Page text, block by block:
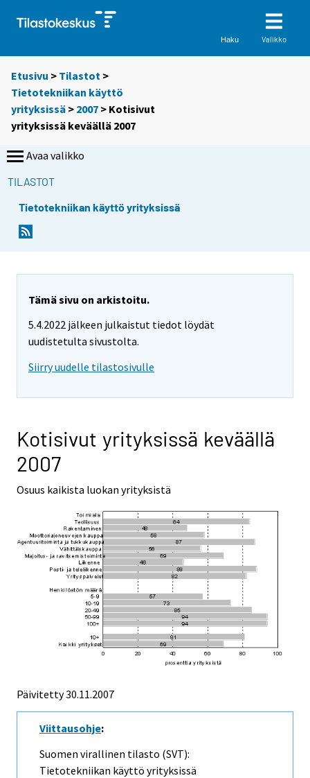
Haku Valikko
Etusivu > Tilastot >
Tietotekniikan käyttö
yrityksissä > 2007 > Kotisivut
yrityksissä keväällä 2007
Avaa valikko
TILASTOT
Tietotekniikan käyttö yrityksissä
Tämä sivu on arkistoitu.
5.4.2022 jälkeen julkaistut tiedot löydät
uudistetulta sivustolta.
Siirry uudelle tilastosivulle
Kotisivut yrityksissä keväällä
2007
Osuus kaikista luokan yrityksistä
Päivitetty30.11.2007
Viittausohje:
Suomen virallinen tilasto (SVT):
Tietotekniikan käyttö yrityksissä